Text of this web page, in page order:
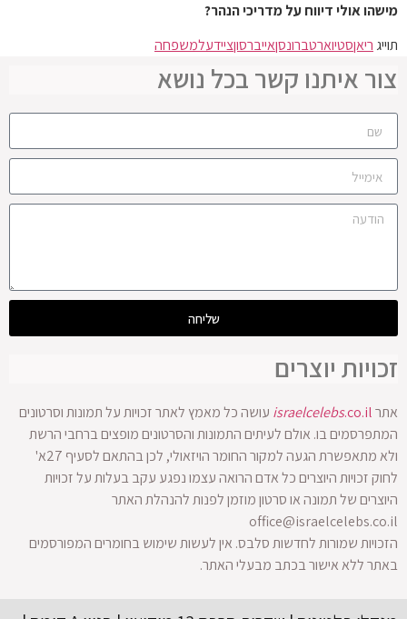
מישהו אולי דיווח על מדריכי הנהר?
תוייג ריאןסטיוארטברונסןאייברסוןציידעלמשפחה
צור איתנו קשר בכל נושא
שליחה
זכויות יוצרים
אתר israelcelebs.co.il
עושה כל מאמץ לאתר זכויות על תמונות וסרטונים
המתפרסמים בו. אולם לעיתים התמונות והסרטונים מופצים ברחבי הרשת
ולא מתאפשרת הגעה למקור החומר הויזאולי, לכן בהתאם לסעיף 27א'
לחוק זכויות היוצרים כל אדם הרואה עצמו נפגע עקב בעלות על זכויות
היוצרים של תמונה או סרטון מוזמן לפנות להנהלת האתר
office@israelcelebs.co.il
הזכויות שמורות לחדשות סלבס. אין לעשות שימוש בחומרים המפורסמים
באתר ללא אישור בכתב מבעלי האתר.